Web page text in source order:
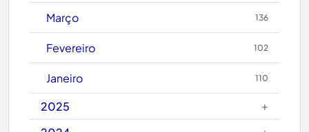
Caturama
Março 136
Fevereiro 102
Janeiro 110
2025
+